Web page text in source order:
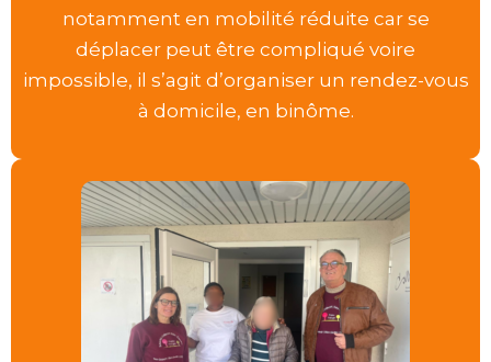
notamment en mobilité réduite car se
déplacer peut être compliqué voire
impossible, il s’agit d’organiser un rendez-vous
à domicile, en binôme.